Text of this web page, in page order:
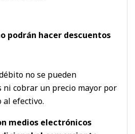
podrán hacer descuentos
no se pueden
ni cobrar un precio mayor por
al efectivo.
medios electrónicos